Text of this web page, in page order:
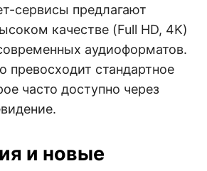
сервисы предлагают
качестве (Full HD, 4K)
аудиоформатов.
превосходит стандартное
часто доступно через
и новые